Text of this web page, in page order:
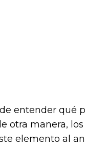
entender qué
otra manera, los
elemento al